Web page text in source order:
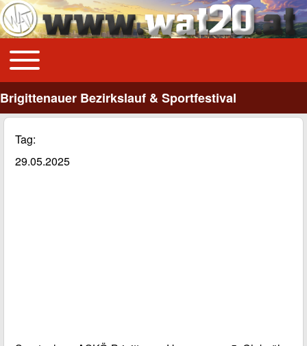
Main navigation
Toggle main menu
Brigittenauer Bezirkslauf & Sportfestival
Tag
29.05.2025